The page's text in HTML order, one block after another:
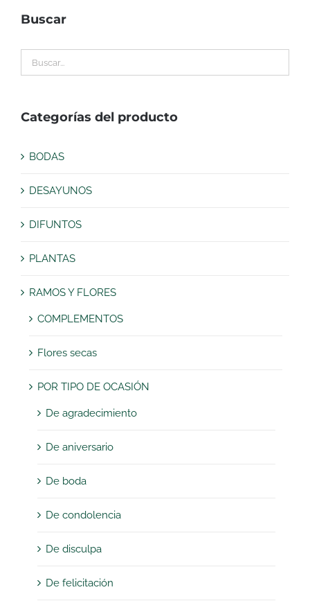
Buscar
Categorías del producto
BODAS
DESAYUNOS
DIFUNTOS
PLANTAS
RAMOS Y FLORES
COMPLEMENTOS
Flores secas
POR TIPO DE OCASIÓN
De agradecimiento
De aniversario
De boda
De condolencia
De disculpa
De felicitación